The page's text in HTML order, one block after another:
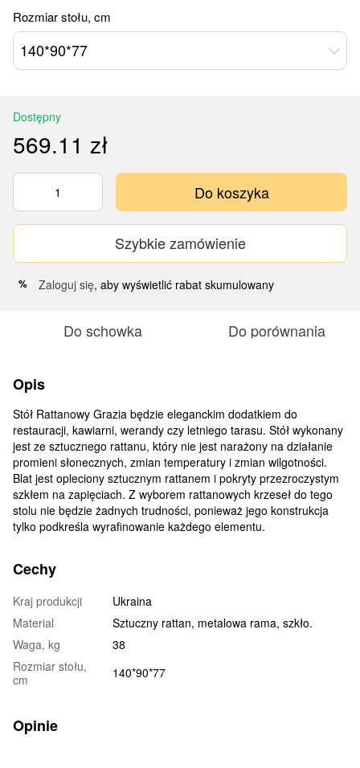
Rozmiar stołu, cm
140*90*77
Dostępny
569.11 zł
Do koszyka
Szybkie zamówienie
% Zaloguj się, aby wyświetlić rabat skumulowany
Do schowka Do porównania
Opis
Stół Rattanowy Grazia będzie eleganckim dodatkiem do
restauracji, kawiarni, werandy czy letniego tarasu. Stół wykonany
jest ze sztucznego rattanu, który nie jest narażony na działanie
promieni słonecznych, zmian temperatury i zmian wilgotności.
Blat jest opleciony sztucznym rattanem i pokryty przezroczystym
szkłem na zapięciach. Z wyborem rattanowych krzeseł do tego
stolu nie będzie żadnych trudności, ponieważ jego konstrukcja
tylko podkreśla wyrafinowanie każdego elementu.
Cechy
Kraj produkcji
Ukraina
Material
Sztuczny rattan, metalowa rama, szkło.
Waga, kg
38
Rozmiar stołu,
cm
140*90*77
Opinie